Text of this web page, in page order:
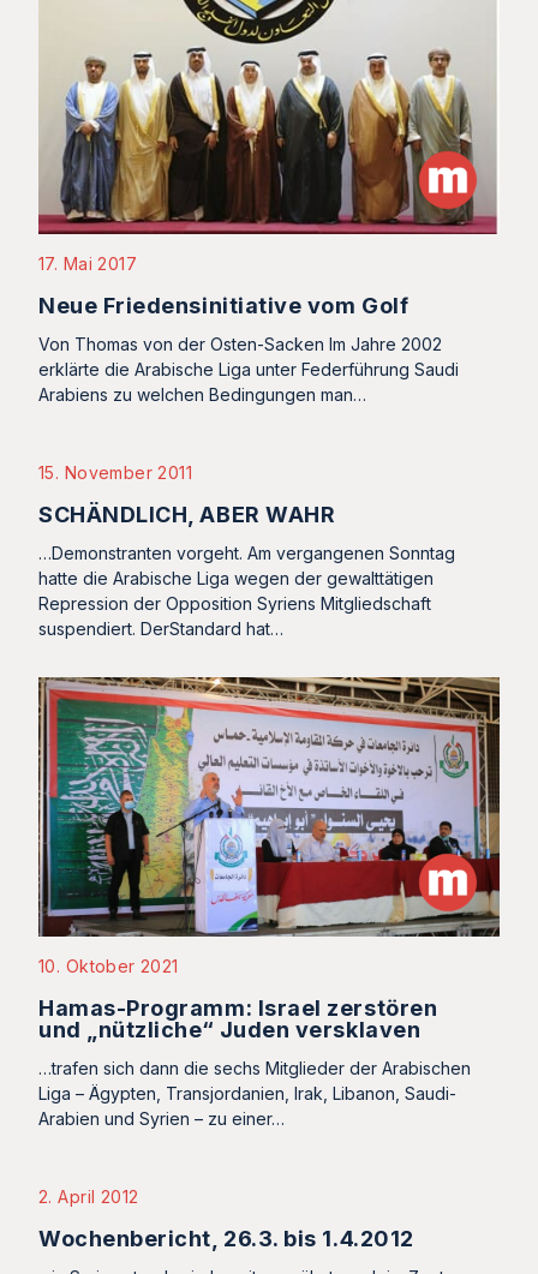
17. Mai 2017
Neue Friedensinitiative vom Golf
Von Thomas von der Osten-Sacken Im Jahre 2002
erklärte die Arabische Liga unter Federführung Saudi
Arabiens zu welchen Bedingungen man…
15. November 2011
SCHÄNDLICH, ABER WAHR
…Demonstranten vorgeht. Am vergangenen Sonntag
hatte die Arabische Liga wegen der gewalttätigen
Repression der Opposition Syriens Mitgliedschaft
suspendiert. DerStandard hat…
10. Oktober 2021
Hamas-Programm: Israel zerstören
und „nützliche“ Juden versklaven
…trafen sich dann die sechs Mitglieder der Arabischen
Liga – Ägypten, Transjordanien, Irak, Libanon, Saudi-
Arabien und Syrien – zu einer…
2. April 2012
Wochenbericht, 26.3. bis 1.4.2012